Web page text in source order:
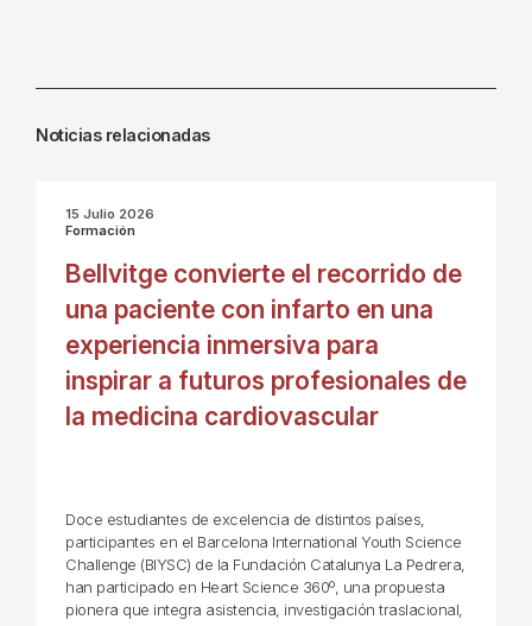
Noticias relacionadas
15 Julio 2026
Formación
Bellvitge convierte el recorrido de
una paciente con infarto en una
experiencia inmersiva para
inspirar a futuros profesionales de
la medicina cardiovascular
Doce estudiantes de excelencia de distintos países,
participantes en el Barcelona International Youth Science
Challenge (BIYSC) de la Fundación Catalunya La Pedrera,
han participado en Heart Science 360º, una propuesta
pionera que integra asistencia, investigación traslacional,